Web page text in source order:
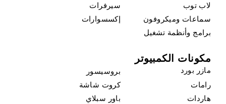
لاب توب
سيرفرات
سماعات وميكروفون
إكسسوارات
برامج وأنظمة تشغيل
مكونات الكمبيوتر
مازر بورد
بروسيسور
رامات
كروت شاشة
هاردات
باور سبلاي